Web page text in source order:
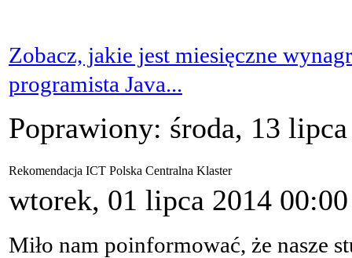
Zobacz, jakie jest miesięczne
programista Java...
Poprawiony: środa, 13
Rekomendacja ICT Polska Centralna Klaster
wtorek, 01 lipca 2014 00:00
Miło nam poinformować, że nasze